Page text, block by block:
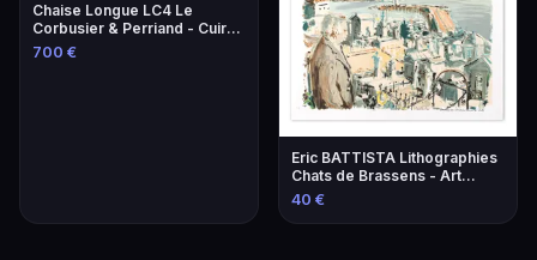
Chaise Longue LC4 Le
Corbusier & Perriand - Cuir
Lie-de-Vin
700 €
Eric BATTISTA Lithographies
Chats de Brassens - Art
Contemporain
40 €